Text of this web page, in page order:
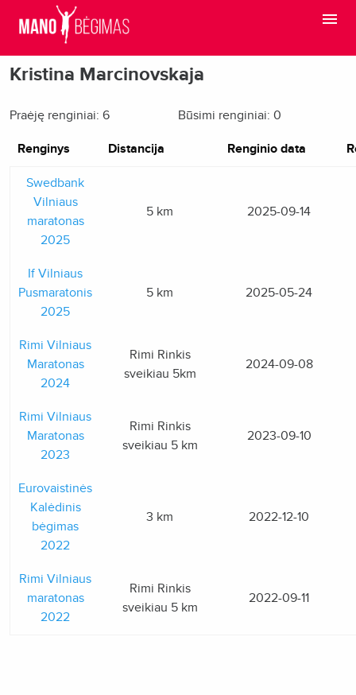
Kristina Marcinovskaja
Praėję renginiai: 6 Būsimi renginiai: 0
Renginys Distancija Renginio data
Swedbank
Vilniaus
maratonas
2025
5 km 2025-09-14
If Vilniaus
Pusmaratonis
2025
5 km 2025-05-24
Rimi Vilniaus
Maratonas
2024
Rimi Rinkis
sveikiau 5km
2024-09-08
Rimi Vilniaus
Maratonas
2023
Rimi Rinkis
sveikiau 5 km
2023-09-10
Eurovaistinės
Kalėdinis
bėgimas
2022
3 km 2022-12-10
Rimi Vilniaus
maratonas
2022
Rimi Rinkis
sveikiau 5 km
2022-09-11